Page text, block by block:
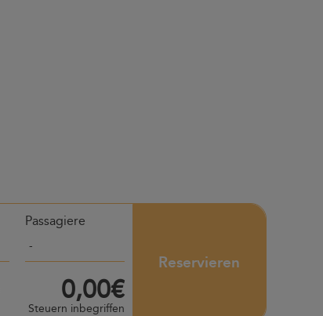
Passagiere
0,00€
Steuern inbegriffen
Reservieren